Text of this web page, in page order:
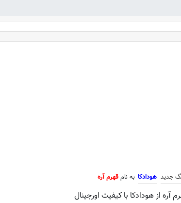
جدید هودادکا به نام قهرم آره
جدید هودادکا به نامقهرم آره
آره از هودادکا با کیفیت اورجینال